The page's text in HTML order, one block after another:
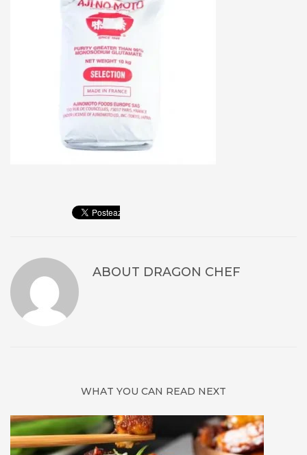
ABOUT DRAGON CHEF
WHAT YOU CAN READ NEXT